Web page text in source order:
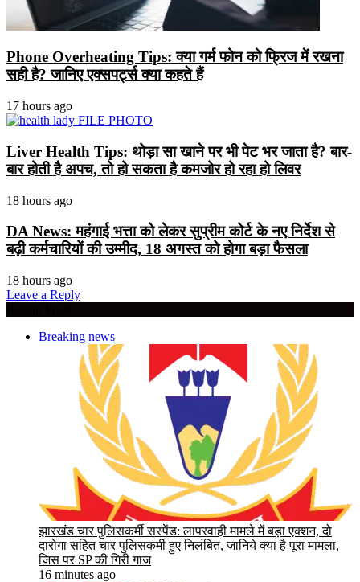
Phone Overheating Tips: क्या गर्म फोन को फ्रिज में रखना
सही है? जानिए एक्सपर्ट्स क्या कहते हैं
17 hours ago
Liver Health Tips: थोड़ा सा खाने पर भी पेट भर जाता है? बार-
बार होती है अपच, तो हो सकता है कमजोर हो रहा हो लिवर
18 hours ago
DA News: महंगाई भत्ता को लेकर सुप्रीम कोर्ट के नए निर्देश से
बढ़ी कर्मचारियों की उम्मीद, 18 अगस्त को होगा बड़ा फैसला
18 hours ago
Leave a Reply
Breaking news
झारखंड चार पुलिसकर्मी सस्पेंड: लापरवाही मामले में बड़ा एक्शन, दो
दारोगा सहित चार पुलिसकर्मी हुए निलंबित, जानिये क्या है पूरा मामला,
जिस पर SP की गिरी गाज
16 minutes ago